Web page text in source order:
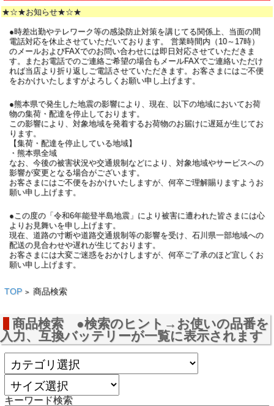
★☆★お知らせ★☆★
●時差出勤やテレワーク等の感染防止対策を講じてる関係上、当面の間
電話対応を休止させていただいております。 営業時間内（10～17時）
のメールおよびFAXでのお問い合わせには即日対応させていただきま
す。またお電話でのご連絡ご希望の場合もメールFAXでご連絡いただけ
れば当店より折り返しご電話させていただきます。お客さまにはご不便
をおかけいたしますがよろしくお願い申し上げます。
●熊本県で発生した地震の影響により、現在、以下の地域においてお荷
物の集荷・配達を停止しております。
この影響により、対象地域を発着するお荷物のお届けに遅延が生じてお
ります。
【集荷・配達を停止している地域】
・熊本県全域
なお、今後の被害状況や交通規制などにより、対象地域やサービスへの
影響が変更となる場合がございます。
お客さまにはご不便をおかけいたしますが、何卒ご理解賜りますようお
願い申し上げます。
●この度の「令和6年能登半島地震」により被害に遭われた皆さまには心
よりお見舞いを申し上げます。
現在、道路の寸断や道路交通規制等の影響を受け、石川県一部地域への
配送の見合わせや遅れが生じております。
お客さまには大変ご迷惑をおかけしますが、何卒ご了承のほど宜しくお
願い申し上げます。
TOP > 商品検索
商品検索 ●検索のヒント→お使いの品番を
入力、互換バッテリーが一覧に表示されます
キーワード検索